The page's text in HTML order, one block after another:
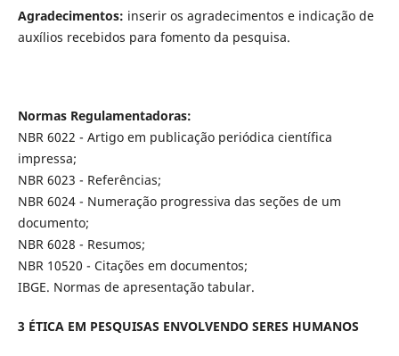
Agradecimentos: inserir os agradecimentos e indicação de
auxílios recebidos para fomento da pesquisa.
Normas Regulamentadoras:
NBR 6022 - Artigo em publicação periódica científica
impressa;
NBR 6023 - Referências;
NBR 6024 - Numeração progressiva das seções de um
documento;
NBR 6028 - Resumos;
NBR 10520 - Citações em documentos;
IBGE. Normas de apresentação tabular.
3 ÉTICA EM PESQUISAS ENVOLVENDO SERES HUMANOS